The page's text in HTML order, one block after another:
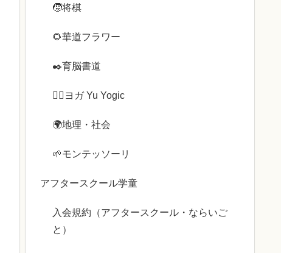
🧒将棋
🌻華道フラワー
✒️育脳書道
🧘‍♀️ヨガ Yu Yogic
🌍️地理・社会
🌱モンテッソーリ
アフタースクール学童
入会規約（アフタースクール・ならいご
と）